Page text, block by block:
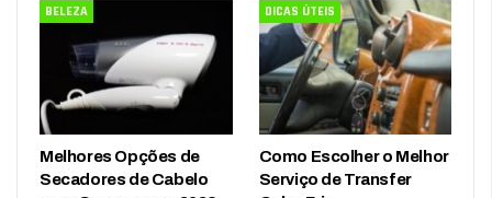
BELEZA
Melhores Opções de
Secadores de Cabelo
DICAS ÚTEIS
Como Escolher o Melhor
Serviço de Transfer